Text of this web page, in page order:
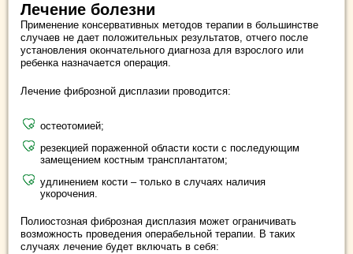
Лечение болезни
Применение консервативных методов терапии в большинстве
случаев не дает положительных результатов, отчего после
установления окончательного диагноза для взрослого или
ребенка назначается операция.
Лечение фиброзной дисплазии проводится:
остеотомией;
резекцией пораженной области кости с последующим
замещением костным трансплантатом;
удлинением кости – только в случаях наличия
укорочения.
Полиостозная фиброзная дисплазия может ограничивать
возможность проведения операбельной терапии. В таких
случаях лечение будет включать в себя: